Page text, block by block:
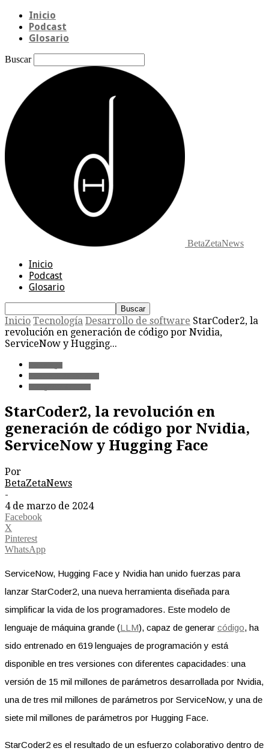
Inicio
Podcast
Glosario
Buscar
BetaZetaNews
Inicio
Podcast
Glosario
Inicio Tecnología Desarrollo de software StarCoder2, la
revolución en generación de código por Nvidia,
ServiceNow y Hugging...
StarCoder2, la revolución en
generación de código por Nvidia,
ServiceNow y Hugging Face
Por
BetaZetaNews
-
4 de marzo de 2024
Facebook
X
Pinterest
WhatsApp
ServiceNow, Hugging Face y Nvidia han unido fuerzas para
lanzar StarCoder2, una nueva herramienta diseñada para
simplificar la vida de los programadores. Este modelo de
lenguaje de máquina grande (LLM), capaz de generar código, ha
sido entrenado en 619 lenguajes de programación y está
disponible en tres versiones con diferentes capacidades: una
versión de 15 mil millones de parámetros desarrollada por Nvidia,
una de tres mil millones de parámetros por ServiceNow, y una de
siete mil millones de parámetros por Hugging Face.
StarCoder2 es el resultado de un esfuerzo colaborativo dentro de